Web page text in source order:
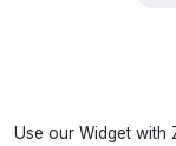
Use our Widget with